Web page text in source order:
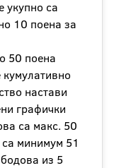
укупно са
10 поена за
50 поена
кумулативно
настави
графички
са макс. 50
минимум 51
из 5